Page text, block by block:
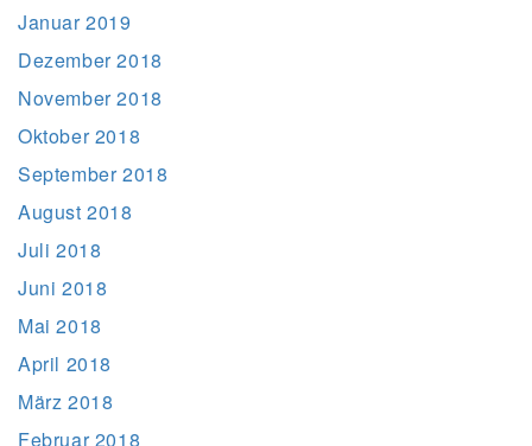
Januar 2019
Dezember 2018
November 2018
Oktober 2018
September 2018
August 2018
Juli 2018
Juni 2018
Mai 2018
April 2018
März 2018
Februar 2018